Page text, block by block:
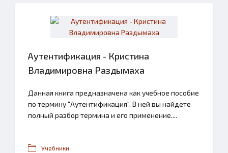
Аутентификация - Кристина
Владимировна Раздымаха
Данная книга предназначена как учебное пособие
по термину "Аутентификация". В ней вы найдете
полный разбор термина и его применение....
Учебники